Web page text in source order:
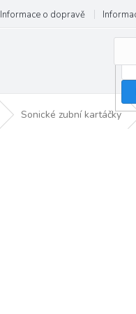
Informace o dopravě
Sonické zubní kartáčky